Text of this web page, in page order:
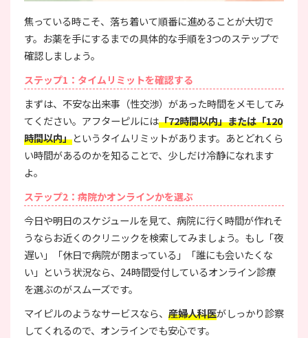
焦っている時こそ、落ち着いて順番に進めることが大切で
す。お薬を手にするまでの具体的な手順を3つのステップで
確認しましょう。
ステップ1：タイムリミットを確認する
まずは、不安な出来事（性交渉）があった時間をメモしてみ
てください。アフターピルには「72時間以内」または「120
時間以内」というタイムリミットがあります。あとどれくら
い時間があるのかを知ることで、少しだけ冷静になれます
よ。
ステップ2：病院かオンラインかを選ぶ
今日や明日のスケジュールを見て、病院に行く時間が作れそ
うならお近くのクリニックを検索してみましょう。もし「夜
遅い」「休日で病院が閉まっている」「誰にも会いたくな
い」という状況なら、24時間受付しているオンライン診療
を選ぶのがスムーズです。
マイピルのようなサービスなら、 産婦人科医がしっかり診察
してくれるので、オンラインでも安心です。